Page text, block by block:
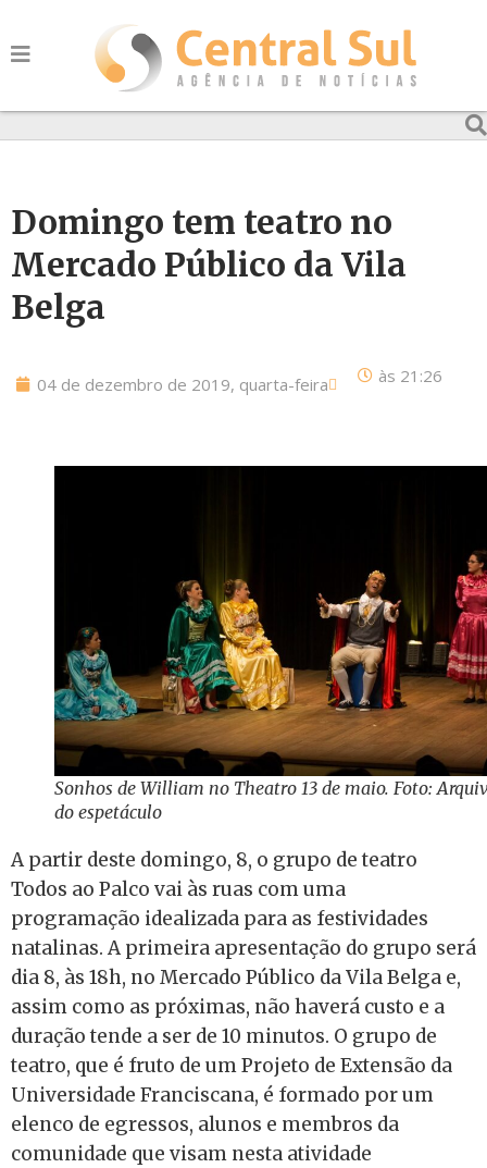
Domingo tem teatro no
Mercado Público da Vila
Belga
04 de dezembro de 2019, quarta-feira às 21:26
Sonhos de William no Theatro 13 de maio. Foto:
do espetáculo
A partir deste domingo, 8, o grupo de teatro
Todos ao Palco vai às ruas com uma
programação idealizada para as festividades
natalinas. A primeira apresentação do grupo será
dia 8, às 18h, no Mercado Público da Vila Belga e,
assim como as próximas, não haverá custo e a
duração tende a ser de 10 minutos. O grupo de
teatro, que é fruto de um Projeto de Extensão da
Universidade Franciscana, é formado por um
elenco de egressos, alunos e membros da
comunidade que visam nesta atividade